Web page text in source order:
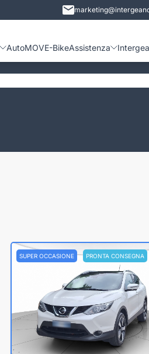
AutoMOVE-BikeAssistenza
SUPER OCCASIONE PRONTA CONSEGNA